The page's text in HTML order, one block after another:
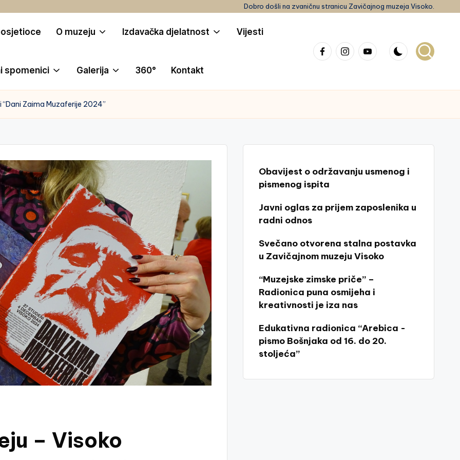
Dobro došli na zvaničnu stranicu Zavičajnog muzeja Visoko.
O muzeju Izdavačka djelatnost Vijesti
spomenici Galerija 360° Kontakt
FacebookInstagram
youtube
Zaima Muzaferije 2024”
– Visoko
Obavijest o održavanju usmenog i
pismenog ispita
Javni oglas za prijem zaposlenika u
radni odnos
Svečano otvorena stalna postavka
u Zavičajnom muzeju Visoko
“Muzejske zimske priče” –
Radionica puna osmijeha i
kreativnosti je iza nas
Edukativna radionica “Arebica -
pismo Bošnjaka od 16. do 20.
stoljeća”